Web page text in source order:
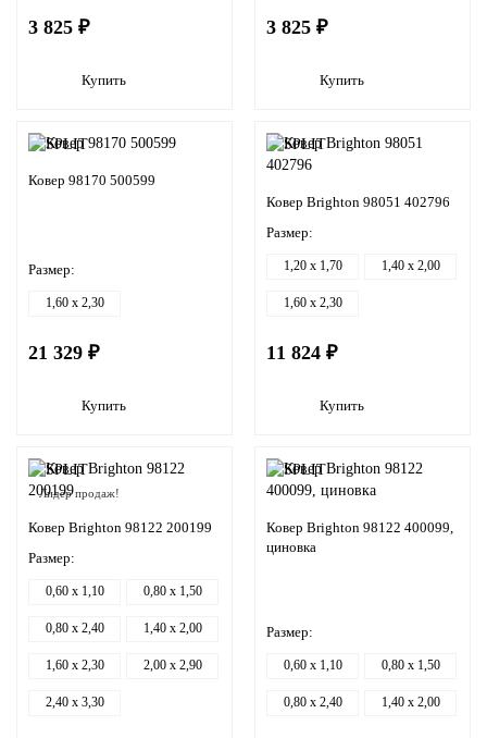
3 825 ₽
Купить
3 825 ₽
Купить
Ковер 98170 500599
Размер:
1,60 x 2,30
21 329 ₽
Купить
Ковер Brighton 98051 402796
Размер:
1,20 x 1,70 1,40 x 2,00
1,60 x 2,30
11 824 ₽
Купить
Лидер продаж!
Ковер Brighton 98122 200199
Размер:
0,60 x 1,10 0,80 x 1,50
0,80 x 2,40 1,40 x 2,00
1,60 x 2,30 2,00 x 2,90
2,40 x 3,30
Ковер Brighton 98122 400099,
циновка
Размер:
0,60 x 1,10 0,80 x 1,50
0,80 x 2,40 1,40 x 2,00